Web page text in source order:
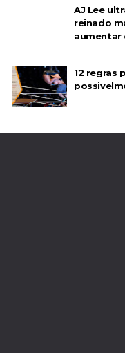
Jul 24 2026
AEW Dynamite
Unknown-Jul 23 2026
AJ Lee
reinado
aumentar
12 regras